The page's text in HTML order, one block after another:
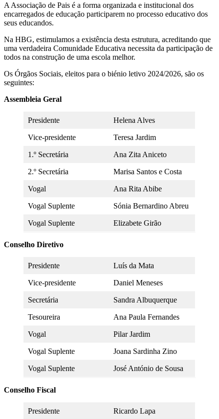
A Associação de Pais é a forma organizada e institucional dos
encarregados de educação participarem no processo educativo dos
seus educandos.
Na HBG, estimulamos a existência desta estrutura, acreditando que
uma verdadeira Comunidade Educativa necessita da participação de
todos na construção de uma escola melhor.
Os Órgãos Sociais, eleitos para o biénio letivo 2024/2026, são os
seguintes:
Assembleia Geral
Presidente Helena Alves
Vice-presidente Teresa Jardim
1.º Secretária Ana Zita Aniceto
2.º Secretária Marisa Santos e Costa
Vogal Ana Rita Abibe
Vogal Suplente Sónia Bernardino Abreu
Vogal Suplente Elizabete Girão
Conselho Diretivo
Presidente Luís da Mata
Vice-presidente Daniel Meneses
Secretária Sandra Albuquerque
Tesoureira Ana Paula Fernandes
Vogal Pilar Jardim
Vogal Suplente Joana Sardinha Zino
Vogal Suplente José António de Sousa
Conselho Fiscal
Presidente Ricardo Lapa